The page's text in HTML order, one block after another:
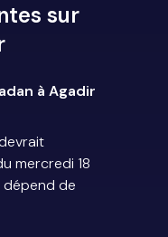
sur
à Agadir
mercredi 18
dépend de